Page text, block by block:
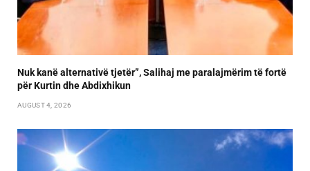
Nuk kanë alternativë tjetër”, Salihaj me paralajmërim të fortë
për Kurtin dhe Abdixhikun
AUGUST 4, 2026